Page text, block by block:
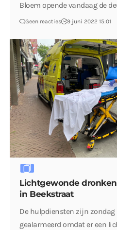
Bloem opende vandaag de
Geen reacties 9 juni 2022 15:01
Lichtgewonde
in Beekstraat
De hulpdiensten zijn
gealarmeerd omdat er een